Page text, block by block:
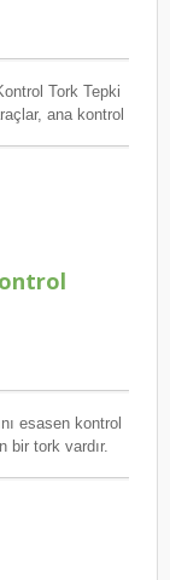
Tork Tepki
ana kontrol
esasen kontrol
bir tork vardır.